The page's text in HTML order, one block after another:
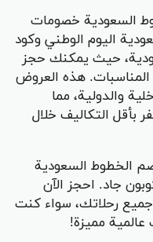
السعودية خصومات
اليوم الوطني وكود
حيث يمكنك حجز
المناسبات. هذه العروض
والدولية، مما
بأقل التكاليف خلال
الخطوط السعودية
جاد. احجز الآن
رحلاتك، سواء كنت
عالمية مميزة!